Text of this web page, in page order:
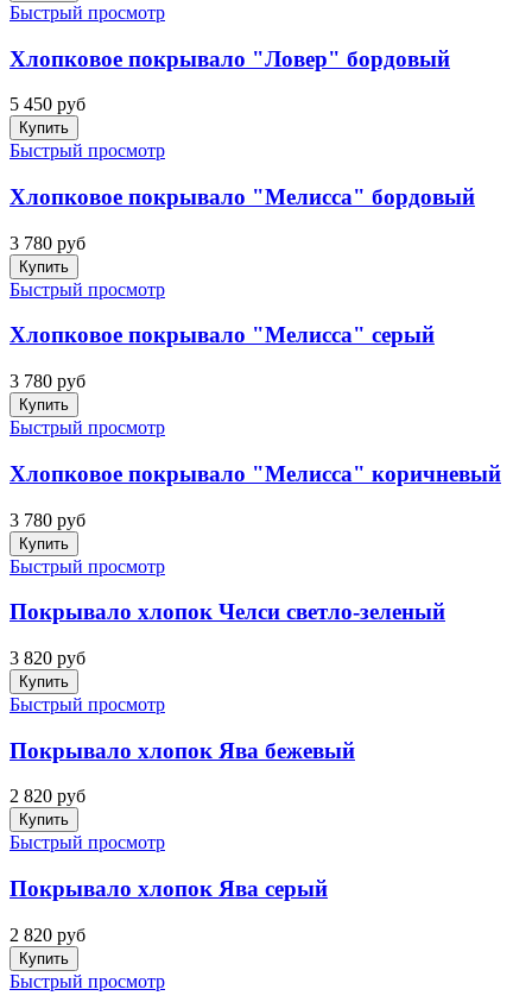
Быстрый просмотр
Хлопковое покрывало "Ловер" бордовый
5 450 руб
Купить
Быстрый просмотр
Хлопковое покрывало "Мелисса" бордовый
3 780 руб
Купить
Быстрый просмотр
Хлопковое покрывало "Мелисса" серый
3 780 руб
Купить
Быстрый просмотр
Хлопковое покрывало "Мелисса" коричневый
3 780 руб
Купить
Быстрый просмотр
Покрывало хлопок Челси светло-зеленый
3 820 руб
Купить
Быстрый просмотр
Покрывало хлопок Ява бежевый
2 820 руб
Купить
Быстрый просмотр
Покрывало хлопок Ява серый
2 820 руб
Купить
Быстрый просмотр